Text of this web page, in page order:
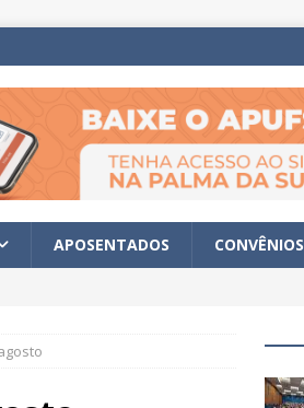
APOSENTADOS CONVÊNIOS